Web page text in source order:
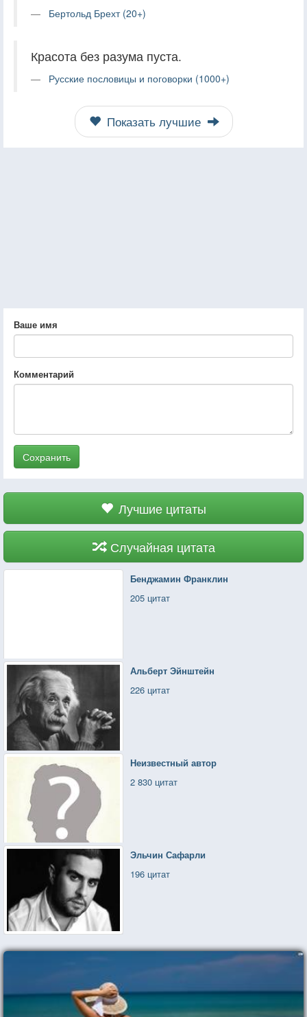
Бертольд Брехт (20+)
Красота без разума пуста.
Русские пословицы и поговорки (1000+)
Показать лучшие
Ваше имя
Комментарий
Сохранить
Лучшие цитаты
Случайная цитата
Бенджамин Франклин
205 цитат
Альберт Эйнштейн
226 цитат
Неизвестный автор
2 830 цитат
Эльчин Сафарли
196 цитат